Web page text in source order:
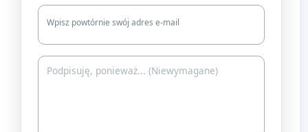
Wpisz powtórnie swój adres e-mail